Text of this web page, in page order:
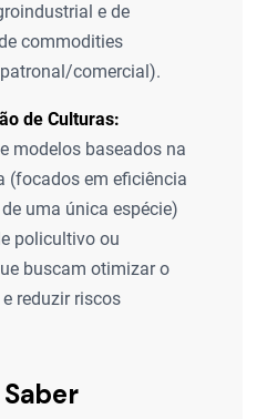
e de
commodities
comercial).
de Culturas:
modelos baseados na
(focados em eficiência
uma única espécie)
policultivo ou
buscam otimizar o
reduzir riscos